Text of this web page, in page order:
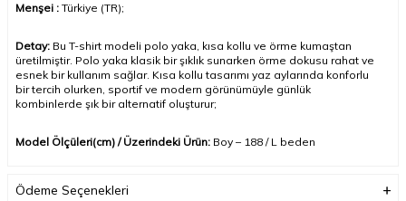
Menşei : Türkiye (TR);
Detay: Bu T-shirt modeli polo yaka, kısa kollu ve örme kumaştan
üretilmiştir. Polo yaka klasik bir şıklık sunarken örme dokusu rahat ve
esnek bir kullanım sağlar. Kısa kollu tasarımı yaz aylarında konforlu
bir tercih olurken, sportif ve modern görünümüyle günlük
kombinlerde şık bir alternatif oluşturur;
Model Ölçüleri(cm) / Üzerindeki Ürün: Boy – 188 / L beden
Ödeme Seçenekleri